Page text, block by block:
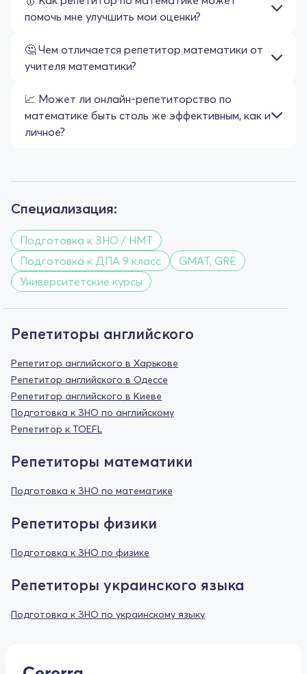
помочь мне улучшить мои оценки?
🤔 Чем отличается репетитор математики от
учителя математики?
📈 Может ли онлайн-репетиторство по
математике быть столь же эффективным, как и
личное?
Специализация:
Подготовка к ЗНО / НМТ
Подготовка к ДПА 9 класс
GMAT, GRE
Университетские курсы
Репетиторы английского
Репетитор английского в Харькове
Репетитор английского в Одессе
Репетитор английского в Киеве
Подготовка к ЗНО по английскому
Репетитор к TOEFL
Репетиторы математики
Подготовка к ЗНО по математике
Репетиторы физики
Подготовка к ЗНО по физике
Репетиторы украинского языка
Подготовка к ЗНО по украинскому языку